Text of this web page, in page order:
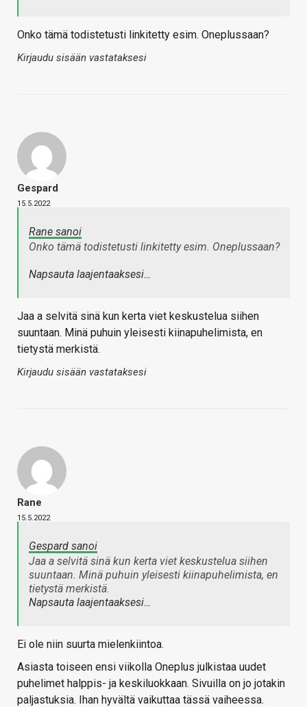
Onko tämä todistetusti linkitetty esim. Oneplussaan?
Kirjaudu sisään vastataksesi
Gespard
15.5.2022
Rane sanoi
Onko tämä todistetusti linkitetty esim. Oneplussaan?
Napsauta laajentaaksesi…
Jaa a selvitä sinä kun kerta viet keskustelua siihen
suuntaan. Minä puhuin yleisesti kiinapuhelimista, en
tietystä merkistä.
Kirjaudu sisään vastataksesi
Rane
15.5.2022
Gespard sanoi
Jaa a selvitä sinä kun kerta viet keskustelua siihen
suuntaan. Minä puhuin yleisesti kiinapuhelimista, en
tietystä merkistä.
Napsauta laajentaaksesi…
Ei ole niin suurta mielenkiintoa.
Asiasta toiseen ensi viikolla Oneplus julkistaa uudet
puhelimet halppis- ja keskiluokkaan. Sivuilla on jo jotakin
paljastuksia. Ihan hyvältä vaikuttaa tässä vaiheessa.